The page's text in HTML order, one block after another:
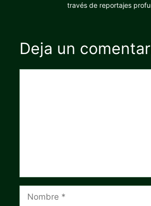
través de reportajes
Deja un